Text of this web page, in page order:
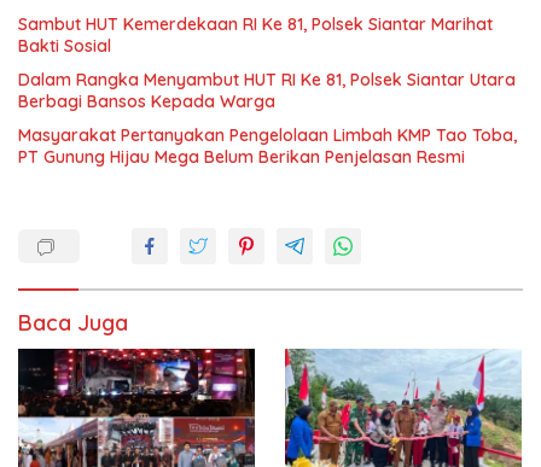
Sambut HUT Kemerdekaan RI Ke 81, Polsek Siantar Marihat
Bakti Sosial
Dalam Rangka Menyambut HUT RI Ke 81, Polsek Siantar Utara
Berbagi Bansos Kepada Warga
Masyarakat Pertanyakan Pengelolaan Limbah KMP Tao Toba,
PT Gunung Hijau Mega Belum Berikan Penjelasan Resmi
Baca Juga